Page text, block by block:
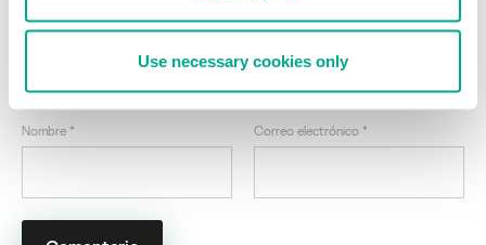
Use necessary cookies only
Nombre * Correo electrónico *